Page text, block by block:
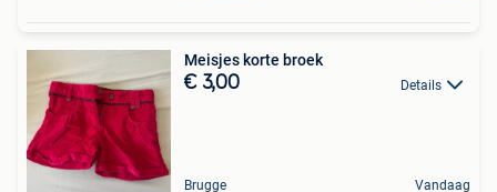
Meisjes korte broek
€ 3,00 Details
Brugge Vandaag